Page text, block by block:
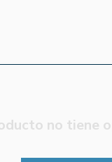
no tiene